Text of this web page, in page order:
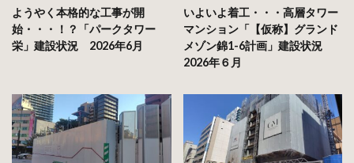
ようやく本格的な工事が開
始・・・！？「パークタワー
栄」建設状況 2026年6月
いよいよ着工・・・高層タワー
マンション「【仮称】グランド
メゾン錦1-6計画」建設状況
2026年６月